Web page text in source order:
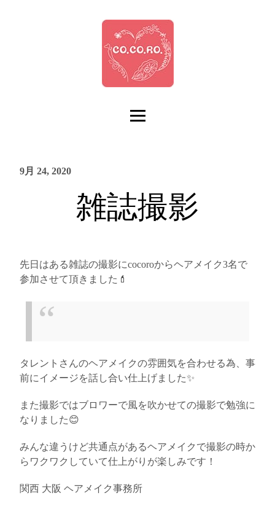
9月 24, 2020
雑誌撮影
先日はある雑誌の撮影にcocoroからヘアメイク3名で
参加させて頂きました💄
タレントさんのヘアメイクの雰囲気を合わせる為、事
前にイメージを話し合い仕上げました✨
また撮影ではブロワーで風を吹かせての撮影で勉強に
なりました😊
みんな違うけど共通点があるヘアメイクで撮影の時か
らワクワクしていて仕上がりが楽しみです！
関西 大阪 ヘアメイク事務所